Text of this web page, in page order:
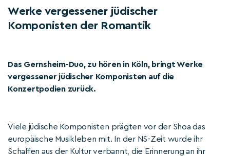
Werke vergessener jüdischer
Komponisten der Romantik
Das Gernsheim-Duo, zu hören in Köln, bringt Werke
vergessener jüdischer Komponisten auf die
Konzertpodien zurück.
Viele jüdische Komponisten prägten vor der Shoa das
europäische Musikleben mit. In der NS-Zeit wurde ihr
Schaffen aus der Kultur verbannt, die Erinnerung an ihr